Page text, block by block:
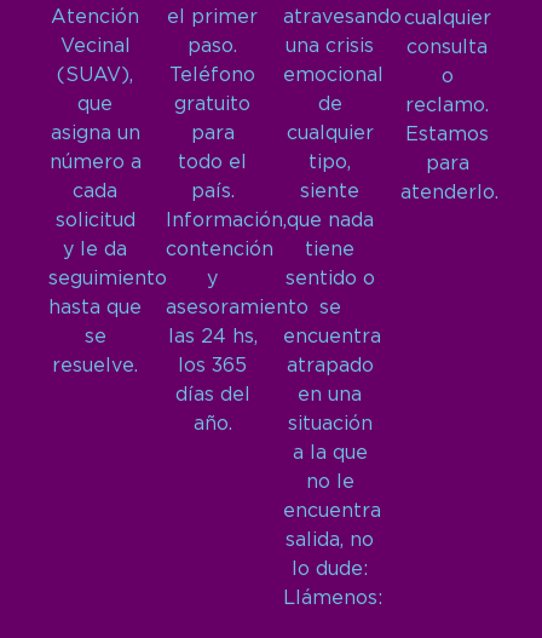
Atención
Vecinal
(SUAV),
que
asigna un
número a
cada
solicitud
y le da
seguimiento
hasta que
se
resuelve.
el primer
paso.
Teléfono
gratuito
para
todo el
país.
Información,
contención
y
asesoramiento
las 24 hs,
los 365
días del
año.
atravesando
una crisis
emocional
de
cualquier
tipo,
siente
que nada
tiene
sentido o
se
encuentra
atrapado
en una
situación
a la que
no le
encuentra
salida, no
lo dude:
Llámenos:
cualquier
consulta
o
reclamo.
Estamos
para
atenderlo.